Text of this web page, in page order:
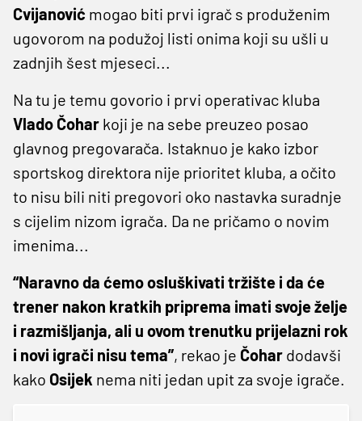
Cvijanović mogao biti prvi igrač s produženim
ugovorom na podužoj listi onima koji su ušli u
zadnjih šest mjeseci...
Na tu je temu govorio i prvi operativac kluba
Vlado Čohar koji je na sebe preuzeo posao
glavnog pregovarača. Istaknuo je kako izbor
sportskog direktora nije prioritet kluba, a očito
to nisu bili niti pregovori oko nastavka suradnje
s cijelim nizom igrača. Da ne pričamo o novim
imenima...
“Naravno da ćemo osluškivati tržište i da će
trener nakon kratkih priprema imati svoje želje
i razmišljanja, ali u ovom trenutku prijelazni rok
i novi igrači nisu tema”, rekao je Čohar dodavši
kako Osijek nema niti jedan upit za svoje igrače.